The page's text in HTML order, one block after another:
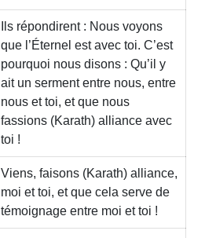
Ils répondirent : Nous voyons
que l’Éternel est avec toi. C’est
pourquoi nous disons : Qu’il y
ait un serment entre nous, entre
nous et toi, et que nous
fassions (Karath) alliance avec
toi !
Viens, faisons (Karath) alliance,
moi et toi, et que cela serve de
témoignage entre moi et toi !